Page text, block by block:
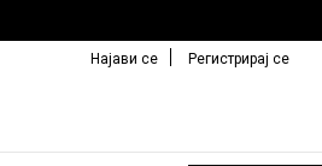
Најави се Регистрирај се